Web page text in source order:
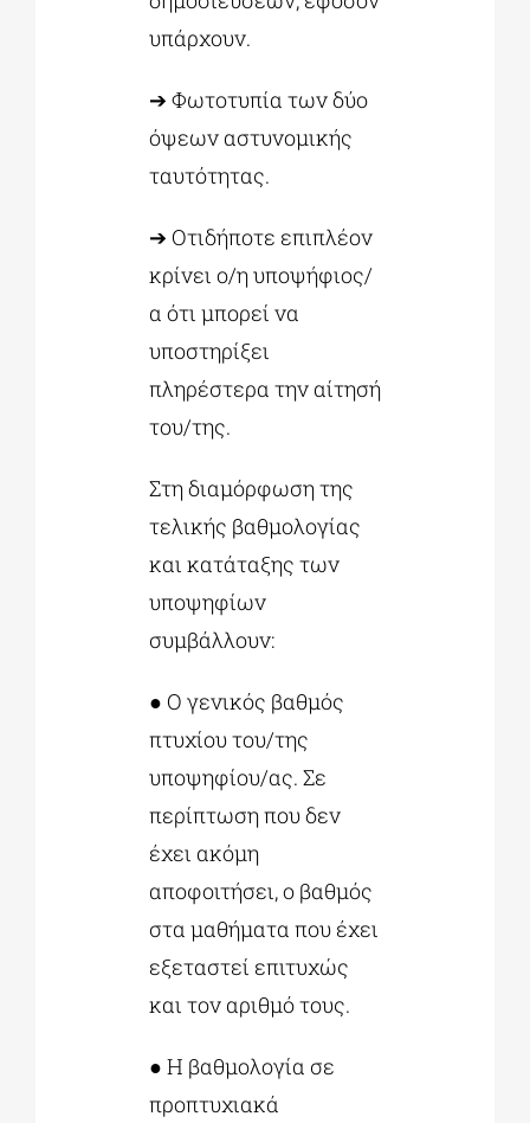
υπάρχουν.
➔ Φωτοτυπία των δύο
όψεων αστυνομικής
ταυτότητας.
➔ Οτιδήποτε επιπλέον
κρίνει ο/η υποψήφιος/
α ότι μπορεί να
υποστηρίξει
πληρέστερα την αίτησή
του/της.
Στη διαμόρφωση της
τελικής βαθμολογίας
και κατάταξης των
υποψηφίων
συμβάλλουν:
● Ο γενικός βαθμός
πτυχίου του/της
υποψηφίου/ας. Σε
περίπτωση που δεν
έχει ακόμη
αποφοιτήσει, ο βαθμός
στα μαθήματα που έχει
εξεταστεί επιτυχώς
και τον αριθμό τους.
● Η βαθμολογία σε
προπτυχιακά